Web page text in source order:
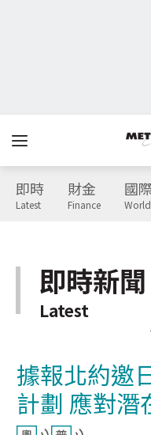
即時
Latest
財金
Finance
國際
World
即時新聞
Latest
據報北約邀
計劃 應對潛